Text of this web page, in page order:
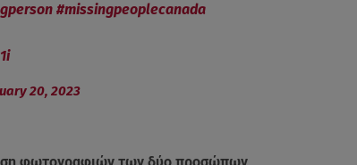
#missingpeoplecanada
20, 2023